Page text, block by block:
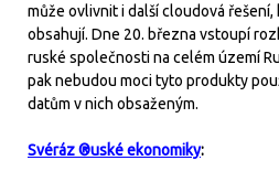
může ovlivnit i další cloudová
obsahují. Dne 20. března vstoupí
ruské společnosti na celém území
pak nebudou moci tyto produkty
datům v nich obsaženým.
Svéráz ®uské ekonomiky: